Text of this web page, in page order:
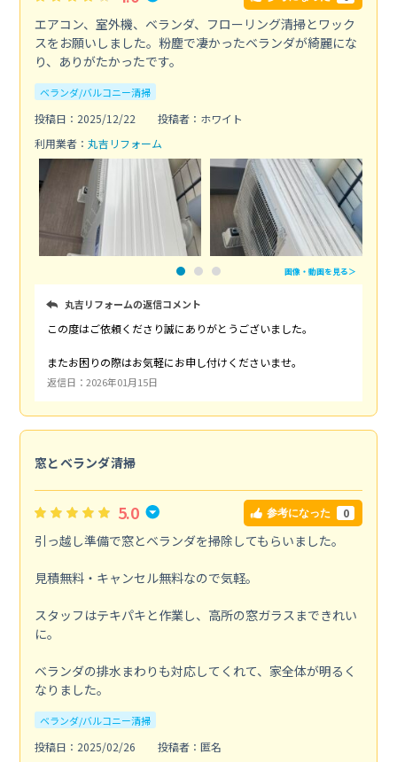
エアコン、室外機、ベランダ、フローリング清掃とワック
スをお願いしました。粉塵で凄かったベランダが綺麗にな
り、ありがたかったです。
ベランダ/バルコニー清掃
投稿日：2025/12/22
投稿者：ホワイト
利用業者： 丸吉リフォーム
画像・動画を見る＞
丸吉リフォームの返信コメント
この度はご依頼くださり誠にありがとうございました。
またお困りの際はお気軽にお申し付けくださいませ。
返信日：2026年01月15日
窓とベランダ清掃
5.0 参考になった 0
引っ越し準備で窓とベランダを掃除してもらいました。
見積無料・キャンセル無料なので気軽。
スタッフはテキパキと作業し、高所の窓ガラスまできれい
に。
ベランダの排水まわりも対応してくれて、家全体が明るく
なりました。
ベランダ/バルコニー清掃
投稿日：2025/02/26
投稿者：匿名